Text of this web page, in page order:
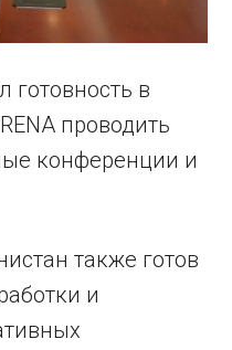
готовность в
проводить
конференции и
также готов
и